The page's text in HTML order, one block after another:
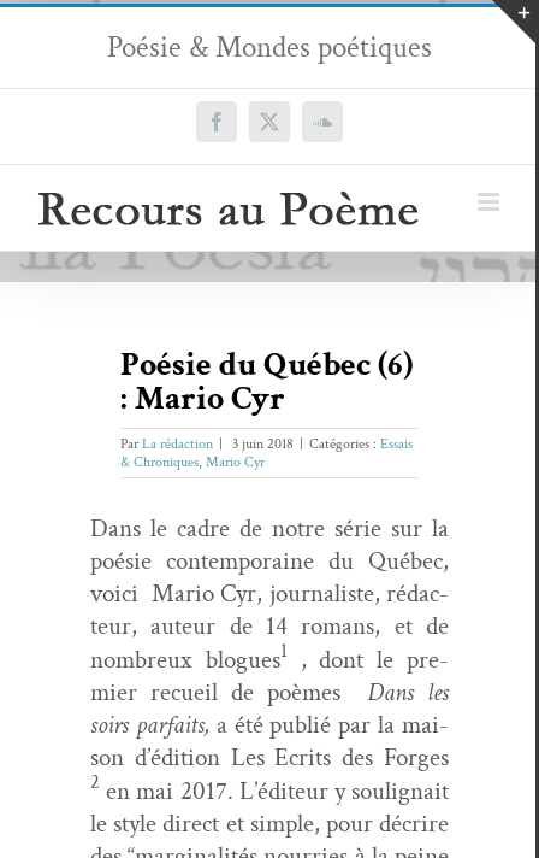
Passer
contenu
Poésie & Mondes poétiques
Facebook
X SoundCloud
Poésie du Québec (6)
: Mario Cyr
ParLa rédaction 3 juin 2018 Catégories : Essais
& Chroniques, Mario Cyr
Dans le cadre de notre série sur la
poésie con­tem­po­raine du Québec,
voici Mario Cyr, jour­nal­iste, rédac­
teur, auteur de 14 romans, et de
nom­breux blogues1
, dont le pre­
mier recueil de poèmes Dans les
soirs par­faits, a été pub­lié par la mai­
son d’édi­tion Les Ecrits des Forges
2 en mai 2017. L’édi­teur y soulig­nait
le style direct et sim­ple, pour décrire